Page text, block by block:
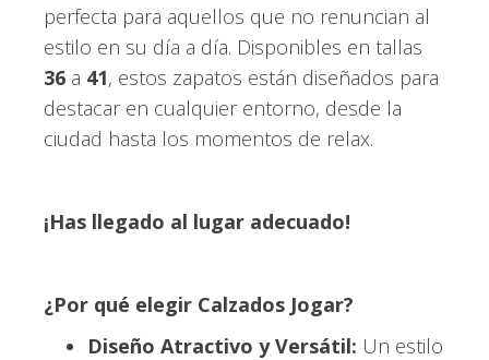
perfecta para aquellos que no renuncian al
estilo en su día a día. Disponibles en tallas
36 a 41, estos zapatos están diseñados para
destacar en cualquier entorno, desde la
ciudad hasta los momentos de relax.
¡Has llegado al lugar adecuado!
¿Por qué elegir Calzados Jogar?
Diseño Atractivo y Versátil: Un estilo